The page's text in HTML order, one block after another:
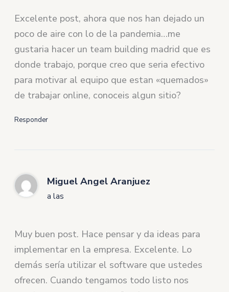
Excelente post, ahora que nos han dejado un
poco de aire con lo de la pandemia…me
gustaria hacer un team building madrid que es
donde trabajo, porque creo que seria efectivo
para motivar al equipo que estan «quemados»
de trabajar online, conoceis algun sitio?
Responder
Miguel Angel Aranjuez
a las
Muy buen post. Hace pensar y da ideas para
implementar en la empresa. Excelente. Lo
demás sería utilizar el software que ustedes
ofrecen. Cuando tengamos todo listo nos